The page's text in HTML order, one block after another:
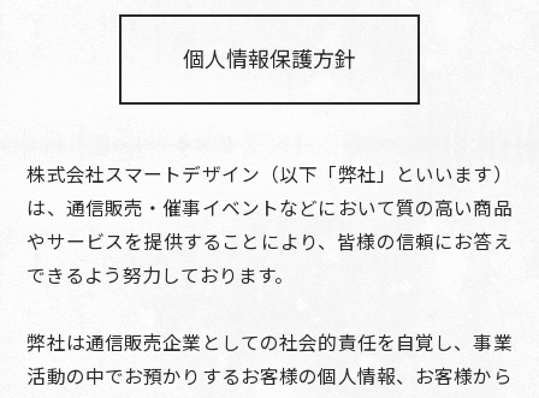
個人情報保護方針
株式会社スマートデザイン（以下「弊社」といいます）
は、通信販売・催事イベントなどにおいて質の高い商品
やサービスを提供することにより、皆様の信頼にお答え
できるよう努力しております。
弊社は通信販売企業としての社会的責任を自覚し、事業
活動の中でお預かりするお客様の個人情報、お客様から